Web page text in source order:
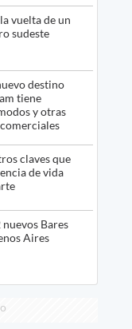
vuelta de un
sudeste
destino
tiene
y otras
claves que
de vida
nuevos Bares
Aires